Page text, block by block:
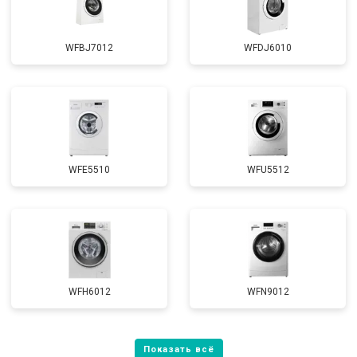
WFBJ7012 WFDJ6010
WFE5510 WFU5512
WFH6012 WFN9012